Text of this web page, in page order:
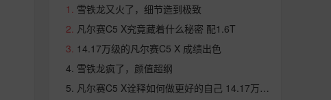
雪铁龙又火了，细节造到极致
凡尔赛C5 X究竟藏着什么秘密 配1.6T
14.17万级的凡尔赛C5 X 成绩出色
雪铁龙疯了，颜值超纲
凡尔赛C5 X诠释如何做更好的自己 14.17万出头